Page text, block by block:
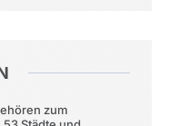
zum